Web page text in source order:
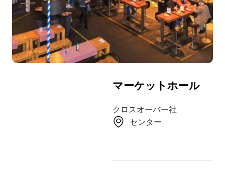
PT
TR
RU
FI
KO
マーケットホール
クロスオーバー社
センター